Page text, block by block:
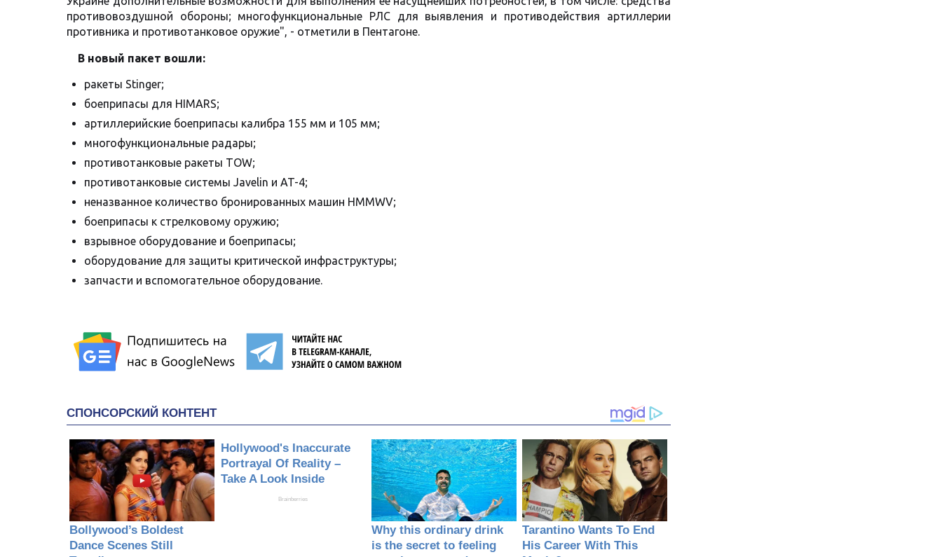
противовоздушной обороны; многофункциональные РЛС для выявления и противодействия артиллерии
противника и противотанковое оружие", - отметили в Пентагоне.
В новый пакет вошли:
ракеты Stinger;
боеприпасы для HIMARS;
артиллерийские боеприпасы калибра 155 мм и 105 мм;
многофункциональные радары;
противотанковые ракеты TOW;
противотанковые системы Javelin и AT-4;
неназванное количество бронированных машин HMMWV;
боеприпасы к стрелковому оружию;
взрывное оборудование и боеприпасы;
оборудование для защиты критической инфраструктуры;
запчасти и вспомогательное оборудование.